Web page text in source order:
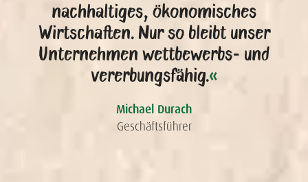
nachhaltiges, ökonomisches
Wirtschaften. Nur so bleibt unser
Unternehmen wettbewerbs- und
vererbungsfähig.«
Michael Durach
Geschäftsführer